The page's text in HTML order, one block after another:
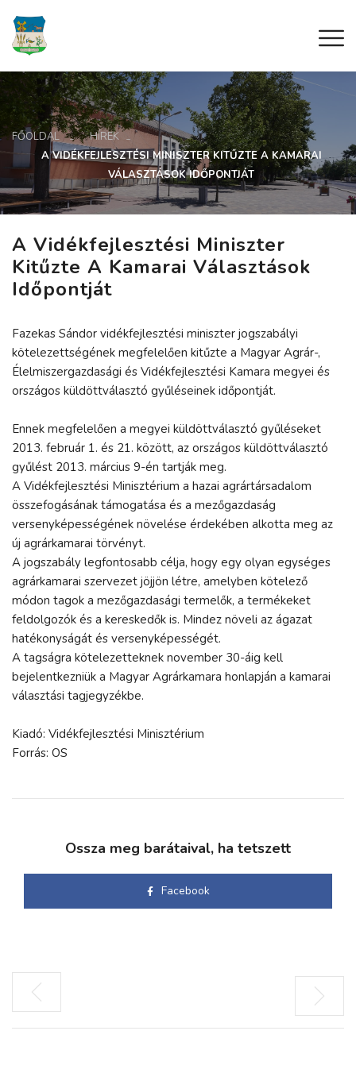
FŐOLDAL
HÍREK
A VIDÉKFEJLESZTÉSI MINISZTER KITŰZTE A KAMARAI
VÁLASZTÁSOK IDŐPONTJÁT
A Vidékfejlesztési Miniszter
Kitűzte A Kamarai Választások
Időpontját
Fazekas Sándor vidékfejlesztési miniszter jogszabályi
kötelezettségének megfelelően kitűzte a Magyar Agrár-,
Élelmiszergazdasági és Vidékfejlesztési Kamara megyei és
országos küldöttválasztó gyűléseinek időpontját.
Ennek megfelelően a megyei küldöttválasztó gyűléseket
2013. február 1. és 21. között, az országos küldöttválasztó
gyűlést 2013. március 9-én tartják meg.
A Vidékfejlesztési Minisztérium a hazai agrártársadalom
összefogásának támogatása és a mezőgazdaság
versenyképességének növelése érdekében alkotta meg az
új agrárkamarai törvényt.
A jogszabály legfontosabb célja, hogy egy olyan egységes
agrárkamarai szervezet jöjjön létre, amelyben kötelező
módon tagok a mezőgazdasági termelők, a termékeket
feldolgozók és a kereskedők is. Mindez növeli az ágazat
hatékonyságát és versenyképességét.
A tagságra kötelezetteknek november 30-áig kell
bejelentkezniük a Magyar Agrárkamara honlapján a kamarai
választási tagjegyzékbe.
Kiadó: Vidékfejlesztési Minisztérium
Forrás: OS
Ossza meg barátaival, ha tetszett
Facebook